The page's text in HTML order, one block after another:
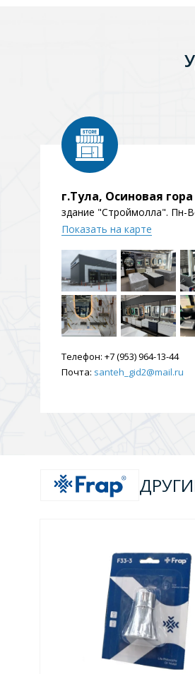
г.Тула, Осиновая гора
здание "Строймолла". Пн-
Показать на карте
Телефон: +7 (953) 964-13-44
Почта: santeh_gid2@mail.ru